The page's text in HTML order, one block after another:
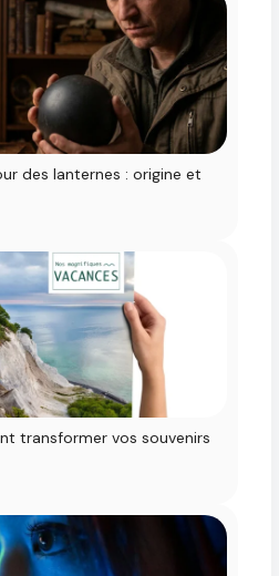
des lanternes : origine et
transformer vos souvenirs